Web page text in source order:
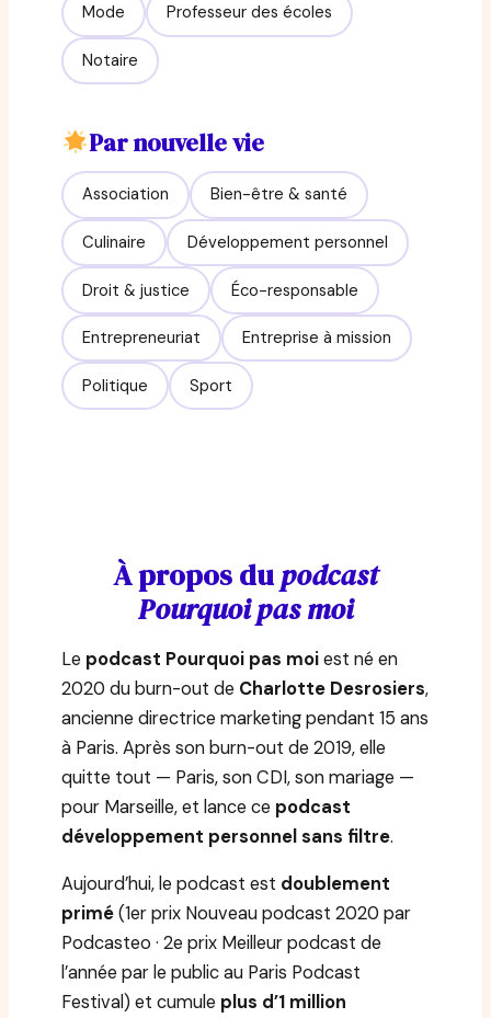
Mode Professeur des écoles
Notaire
Par nouvelle vie
Association Bien-être & santé
Culinaire Développement personnel
Droit & justice Éco-responsable
Entrepreneuriat Entreprise à mission
Politique Sport
À propos dupodcast
Pourquoi pas moi
Le podcast Pourquoi pas moiest né en
2020 du burn-out de Charlotte Desrosiers,
ancienne directrice marketing pendant 15 ans
à Paris. Après son burn-out de 2019, elle
quitte tout — Paris, son CDI, son mariage —
pour Marseille, et lance ce podcast
développement personnel sans filtre.
Aujourd’hui, le podcast est doublement
primé(1er prix Nouveau podcast 2020 par
Podcasteo · 2e prix Meilleur podcast de
l’année par le public au Paris Podcast
Festival) et cumule plus d’1 million